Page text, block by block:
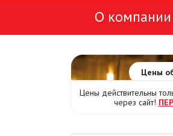
О компании
Цены
Цены действительны
через сайт!